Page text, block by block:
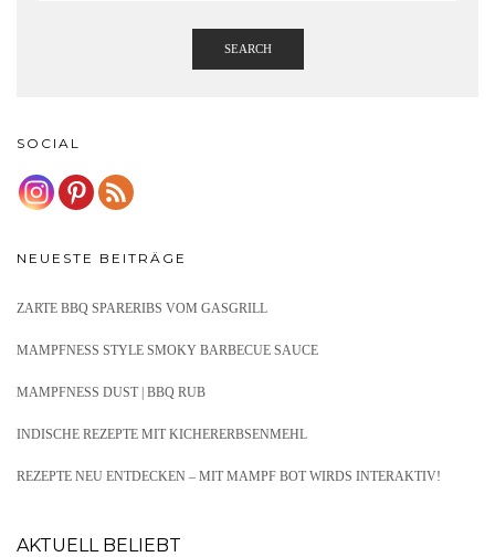
SEARCH
SOCIAL
NEUESTE BEITRÄGE
ZARTE BBQ SPARERIBS VOM GASGRILL
MAMPFNESS STYLE SMOKY BARBECUE SAUCE
MAMPFNESS DUST | BBQ RUB
INDISCHE REZEPTE MIT KICHERERBSENMEHL
REZEPTE NEU ENTDECKEN – MIT MAMPF BOT WIRDS INTERAKTIV!
AKTUELL BELIEBT